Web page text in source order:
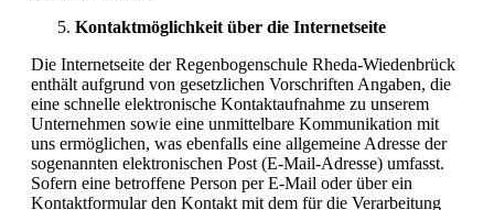
Kontaktmöglichkeit über die Internetseite
Die Internetseite der Regenbogenschule Rheda-Wiedenbrück
enthält aufgrund von gesetzlichen Vorschriften Angaben, die
eine schnelle elektronische Kontaktaufnahme zu unserem
Unternehmen sowie eine unmittelbare Kommunikation mit
uns ermöglichen, was ebenfalls eine allgemeine Adresse der
sogenannten elektronischen Post (E-Mail-Adresse) umfasst.
Sofern eine betroffene Person per E-Mail oder über ein
Kontaktformular den Kontakt mit dem für die Verarbeitung